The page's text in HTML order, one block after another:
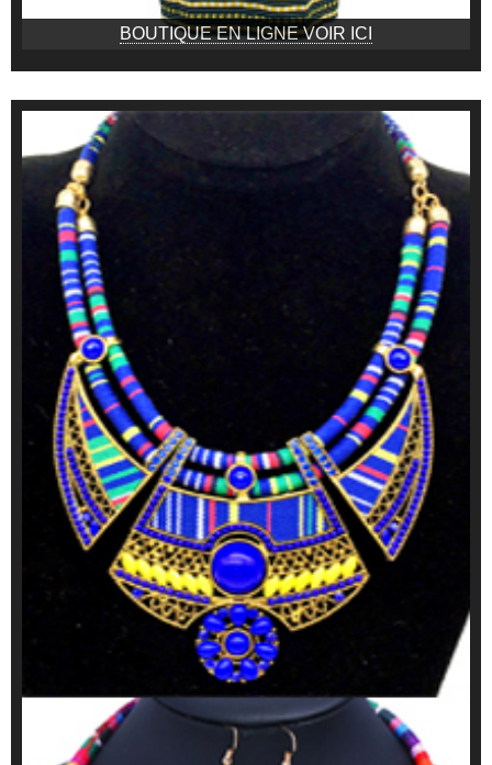
BOUTIQUE EN LIGNE VOIR ICI